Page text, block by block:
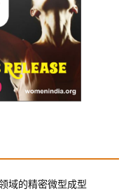
域的精密微型成型